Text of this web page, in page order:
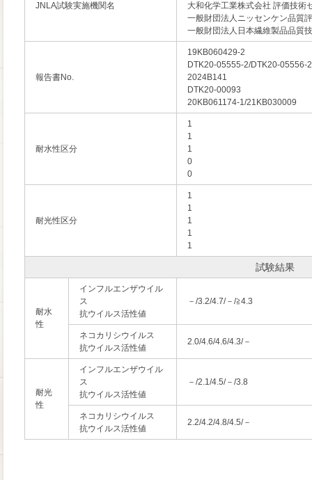
JNLA試験実施機関名
大和化学工業株式会社 評価技術
一般財団法人ニッセンケン品質
一般財団法人日本繊維製品品質
報告書No.
19KB060429-2
DTK20-05555-2/DTK20-05556-2
2024B141
DTK20-00093
20KB061174-1/21KB030009
耐水性区分
1
1
1
0
0
耐光性区分
1
1
1
1
1
試験結果
耐水
性
インフルエンザウイル
ス
抗ウイルス活性値
－/3.2/4.7/－/≧4.3
ネコカリシウイルス
抗ウイルス活性値
2.0/4.6/4.6/4.3/－
耐光
性
インフルエンザウイル
ス
抗ウイルス活性値
－/2.1/4.5/－/3.8
ネコカリシウイルス
抗ウイルス活性値
2.2/4.2/4.8/4.5/－